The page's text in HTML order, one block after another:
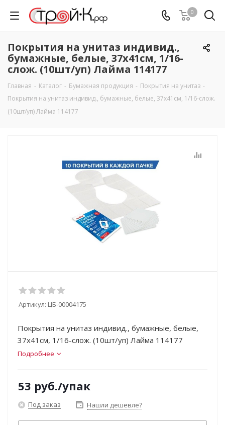
0
Покрытия на унитаз индивид.,
бумажные, белые, 37x41см, 1/16-
слож. (10шт/уп) Лайма 114177
Главная - Каталог - Бумажная продукция - Покрытия на унитаз -
Покрытия на унитаз индивид., бумажные, белые, 37x41см, 1/16-слож.
(10шт/уп) Лайма 114177
Артикул: ЦБ-00004175
Покрытия на унитаз индивид., бумажные, белые,
37x41см, 1/16-слож. (10шт/уп) Лайма 114177
Подробнее
53 руб./упак
Под заказ Нашли дешевле?